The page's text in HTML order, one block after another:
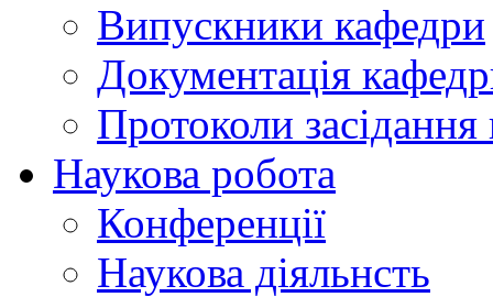
Випускники кафедри
Документація
Протоколи
Наукова робота
Конференції
Наукова діяльнсть